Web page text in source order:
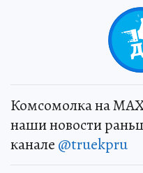
Комсомолка на
наши новости
канале @truekpru